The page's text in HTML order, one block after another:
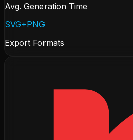
Avg. Generation Time
SVG+PNG
Export Formats